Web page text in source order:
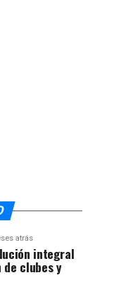
atrás
integral
clubes y